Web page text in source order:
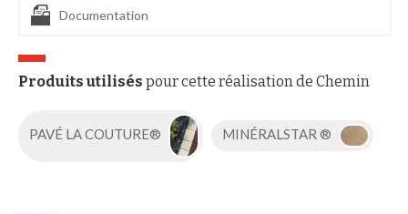
Documentation
Produits utilisés pour cette réalisation de Chemin
PAVÉ LA COUTURE® MINÉRALSTAR ®